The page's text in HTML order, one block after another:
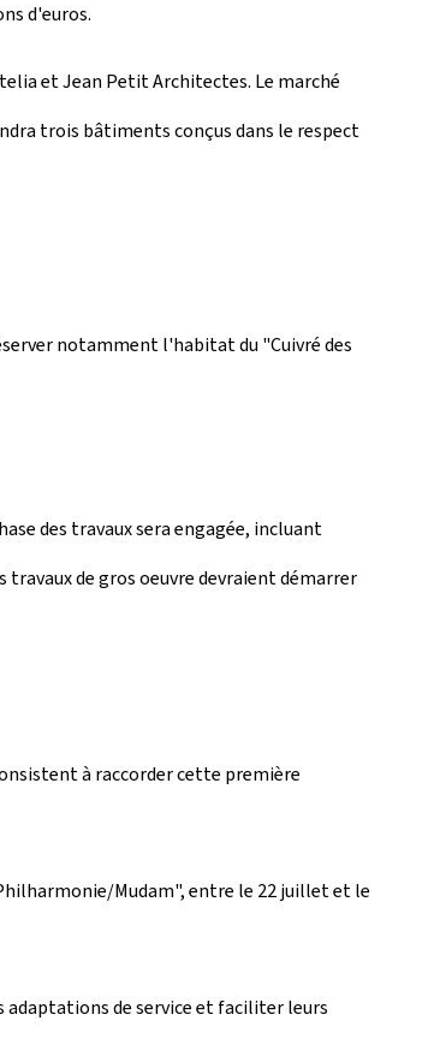
d'euros.
et Jean Petit Architectes. Le marché
trois bâtiments conçus dans le respect
notamment l'habitat du "Cuivré des
des travaux sera engagée, incluant
de gros oeuvre devraient démarrer
à raccorder cette première
Mudam", entre le 22 juillet et le
de service et faciliter leurs